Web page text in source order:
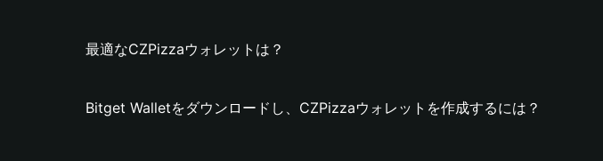
最適なCZPizzaウォレットは？
Bitget Walletをダウンロードし、CZPizzaウォレットを作成するには？